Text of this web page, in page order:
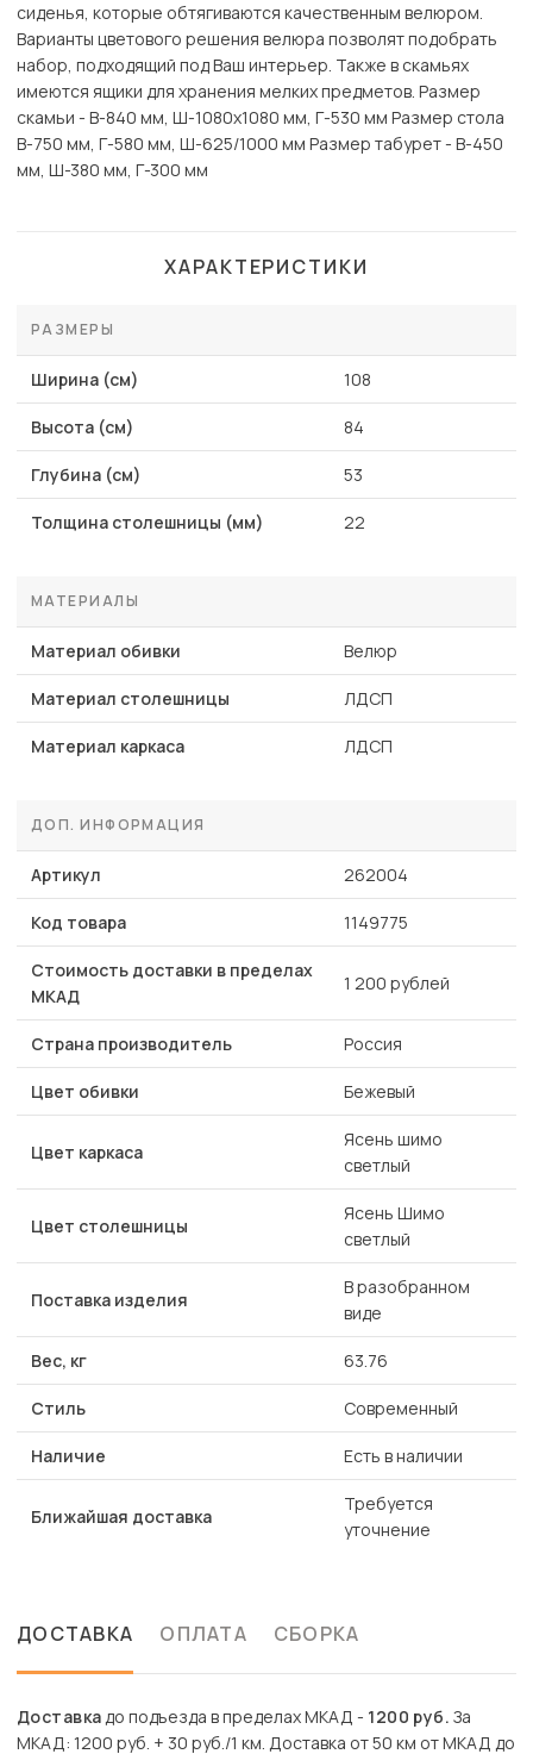
сиденья, которые обтягиваются качественным велюром.
Варианты цветового решения велюра позволят подобрать
набор, подходящий под Ваш интерьер. Также в скамьях
имеются ящики для хранения мелких предметов. Размер
скамьи - В-840 мм, Ш-1080х1080 мм, Г-530 мм Размер стола
В-750 мм, Г-580 мм, Ш-625/1000 мм Размер табурет - В-450
мм, Ш-380 мм, Г-300 мм
ХАРАКТЕРИСТИКИ
РАЗМЕРЫ
Ширина (см) 108
Высота (см) 84
Глубина (см) 53
Толщина столешницы (мм) 22
МАТЕРИАЛЫ
Материал обивки Велюр
Материал столешницы ЛДСП
Материал каркаса ЛДСП
ДОП. ИНФОРМАЦИЯ
Артикул 262004
Код товара 1149775
Стоимость доставки в пределах
МКАД
1 200 рублей
Страна производитель Россия
Цвет обивки Бежевый
Цвет каркаса
Ясень шимо
светлый
Цвет столешницы
Ясень Шимо
светлый
Поставка изделия
В разобранном
виде
Вес, кг 63.76
Стиль Современный
Наличие Есть в наличии
Ближайшая доставка
Требуется
уточнение
ДОСТАВКА ОПЛАТА СБОРКА
Доставкадо подъезда в пределах МКАД - 1200 руб. За
МКАД: 1200 руб. + 30 руб./1 км. Доставка от 50 км от МКАД до